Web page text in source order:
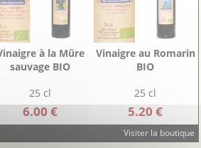
à la Mûre
sauvage BIO
25 cl
6.00 €
Vinaigre au Romarin
BIO
25 cl
5.20 €
Visiter la boutique